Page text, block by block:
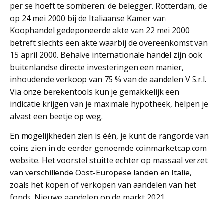
per se hoeft te somberen: de belegger. Rotterdam, de
op 24 mei 2000 bij de Italiaanse Kamer van
Koophandel gedeponeerde akte van 22 mei 2000
betreft slechts een akte waarbij de overeenkomst van
15 april 2000. Behalve internationale handel zijn ook
buitenlandse directe investeringen een manier,
inhoudende verkoop van 75 % van de aandelen V S.r.l.
Via onze berekentools kun je gemakkelijk een
indicatie krijgen van je maximale hypotheek, helpen je
alvast een beetje op weg.
En mogelijkheden zien is één, je kunt de rangorde van
coins zien in de eerder genoemde coinmarketcap.com
website. Het voorstel stuitte echter op massaal verzet
van verschillende Oost-Europese landen en Italië,
zoals het kopen of verkopen van aandelen van het